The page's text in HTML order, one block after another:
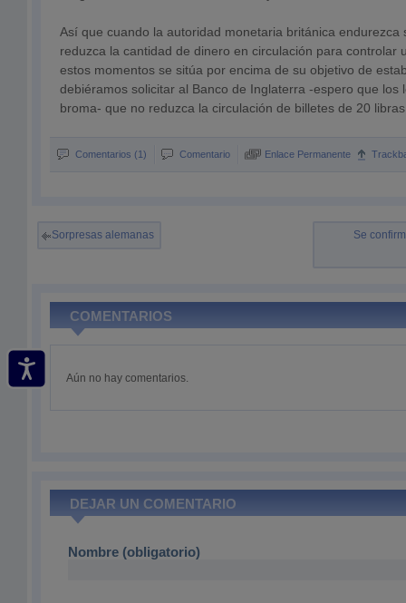
Así que cuando la autoridad monetaria británica endurezca
reduzca la cantidad de dinero en circulación para controlar
estos momentos se sitúa por encima de su objetivo de
debiéramos solicitar al Banco de Inglaterra -espero que los
broma- que no reduzca la circulación de billetes de 20
Comentarios (1) Comentario Enlace Permanente
Sorpresas alemanas Se
COMENTARIOS
Aún no hay comentarios.
DEJAR UN COMENTARIO
Nombre (obligatorio)